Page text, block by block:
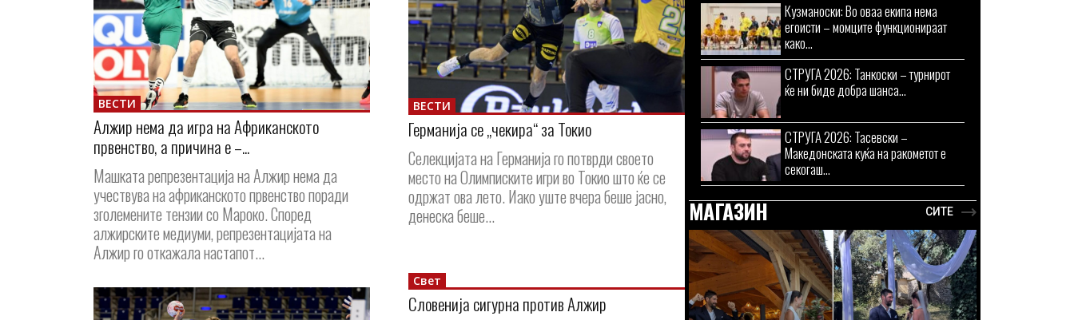
ВЕСТИ
Алжир нема да игра на Африканското
првенство, а причина е –...
Машката репрезентација на Алжир нема да
учествува на африканското првенство поради
зголемените тензии со Мароко. Според
алжирските медиуми, репрезентацијата на
Алжир го откажала настапот...
ВЕСТИ
Германија се „чекира“ за Токио
Селекцијата на Германија го потврди своето
место на Олимписките игри во Токио што ќе се
одржат ова лето. Иако уште вчера беше јасно,
денеска беше...
Свет
Словенија сигурна против Алжир
Кузманоски: Во оваа екипа нема
егоисти – момците функционираат
како...
СТРУГА 2026: Танкоски – турнирот
ќе ни биде добра шанса...
СТРУГА 2026: Тасевски –
Македонската куќа на ракометот е
секогаш...
МАГАЗИН СИТЕ